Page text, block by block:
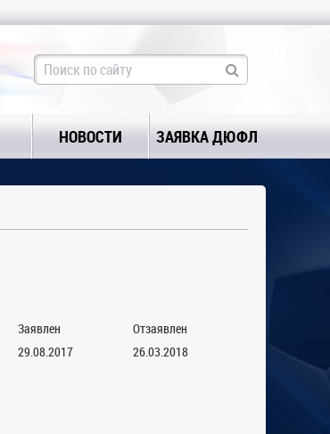
НОВОСТИ ЗАЯВКА ДЮФЛ
Заявлен
Отзаявлен
29.08.2017 26.03.2018